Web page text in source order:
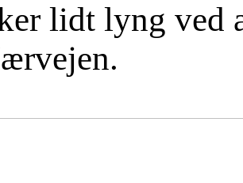
lidt lyng ved